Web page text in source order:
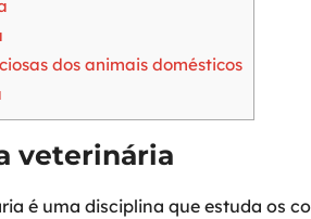
dos animais domésticos
veterinária
é uma disciplina que estuda os